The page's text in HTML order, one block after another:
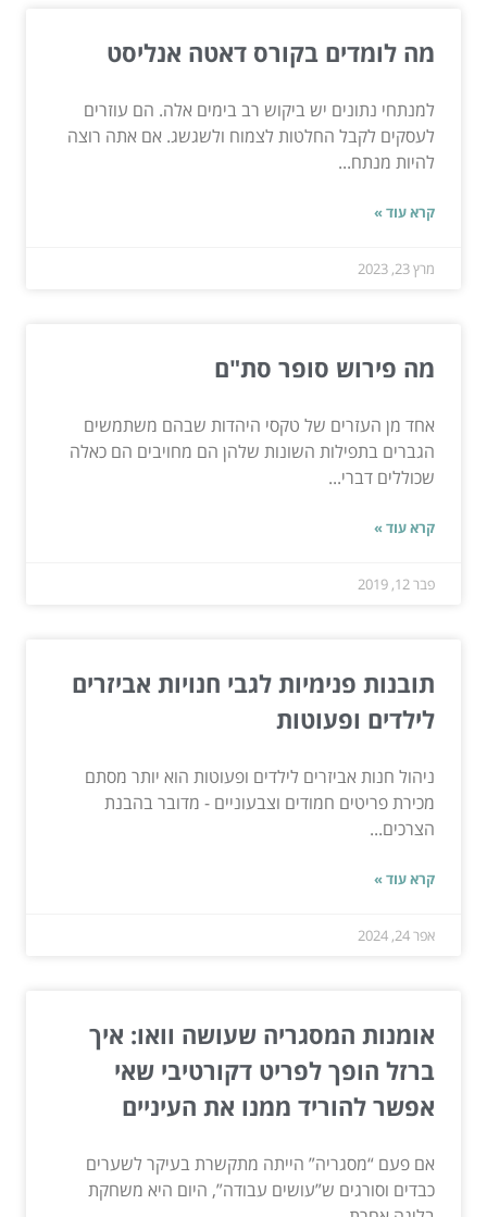
מה לומדים בקורס דאטה אנליסט
למנתחי נתונים יש ביקוש רב בימים אלה. הם עוזרים
לעסקים לקבל החלטות לצמוח ולשגשג. אם אתה רוצה
להיות מנתח...
קרא עוד »
מרץ 23, 2023
מה פירוש סופר סת"ם
אחד מן העזרים של טקסי היהדות שבהם משתמשים
הגברים בתפילות השונות שלהן הם מחויבים הם כאלה
שכוללים דברי...
קרא עוד »
פבר 12, 2019
תובנות פנימיות לגבי חנויות אביזרים
לילדים ופעוטות
ניהול חנות אביזרים לילדים ופעוטות הוא יותר מסתם
מכירת פריטים חמודים וצבעוניים - מדובר בהבנת
הצרכים...
קרא עוד »
אפר 24, 2024
אומנות המסגריה שעושה וואו: איך
ברזל הופך לפריט דקורטיבי שאי
אפשר להוריד ממנו את העיניים
אם פעם “מסגריה” הייתה מתקשרת בעיקר לשערים
כבדים וסורגים ש”עושים עבודה”, היום היא משחקת